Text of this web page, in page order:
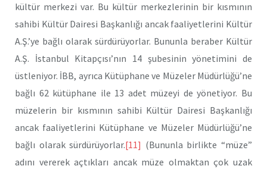
kültür merkezi var. Bu kültür merkezlerinin bir kısmının
sahibi Kültür Dairesi Başkanlığı ancak faaliyetlerini Kültür
A.Ş.’ye bağlı olarak sürdürüyorlar. Bununla beraber Kültür
A.Ş. İstanbul Kitapçısı’nın 14 şubesinin yönetimini de
üstleniyor. İBB, ayrıca Kütüphane ve Müzeler Müdürlüğü’ne
bağlı 62 kütüphane ile 13 adet müzeyi de yönetiyor. Bu
müzelerin bir kısmının sahibi Kültür Dairesi Başkanlığı
ancak faaliyetlerini Kütüphane ve Müzeler Müdürlüğü’ne
bağlı olarak sürdürüyorlar.[11] (Bununla birlikte “müze”
adını vererek açtıkları ancak müze olmaktan çok uzak